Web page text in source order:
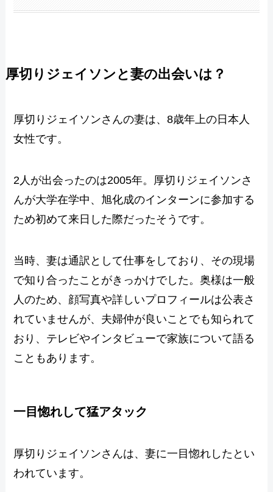
厚切りジェイソンと妻の出会いは？
厚切りジェイソンさんの妻は、8歳年上の日本人
女性です。
2人が出会ったのは2005年。厚切りジェイソンさ
んが大学在学中、旭化成のインターンに参加する
ため初めて来日した際だったそうです。
当時、妻は通訳として仕事をしており、その現場
で知り合ったことがきっかけでした。奥様は一般
人のため、顔写真や詳しいプロフィールは公表さ
れていませんが、夫婦仲が良いことでも知られて
おり、テレビやインタビューで家族について語る
こともあります。
一目惚れして猛アタック
厚切りジェイソンさんは、妻に一目惚れしたとい
われています。